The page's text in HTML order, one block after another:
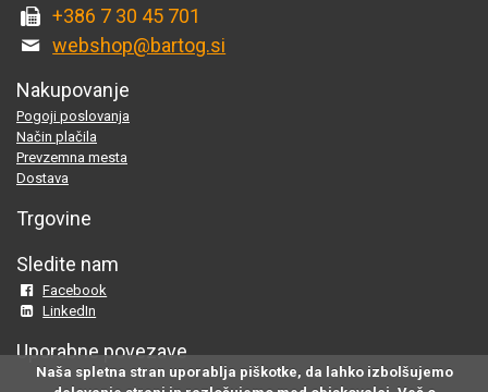
+386 7 30 45 701
webshop@bartog.si
Nakupovanje
Pogoji poslovanja
Način plačila
Prevzemna mesta
Dostava
Trgovine
Sledite nam
Facebook
LinkedIn
Uporabne povezave
Naša spletna stran uporablja piškotke, da lahko izbolšujemo